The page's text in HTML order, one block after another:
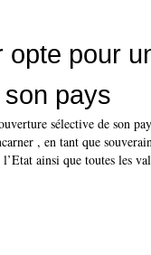
opte pour
pays
sélective de son
, en tant que
ainsi que toutes les